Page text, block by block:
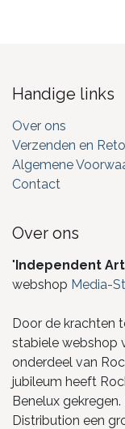
Handige links
Over ons
Verzenden en
Algemene
Contact
Over ons
"Independent
webshop Media-
Door de krachten
stabiele webshop
onderdeel van
jubileum heeft
Benelux
Distribution een